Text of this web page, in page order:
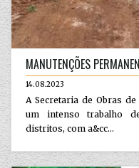
MANUTENÇÕES
14.08.2023
A Secretaria de Obras
um intenso trabalho
distritos, com a&cc...